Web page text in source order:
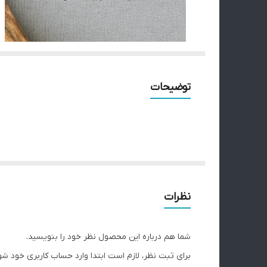
توضیحات
نظرات
شما هم درباره این محصول نظر خود را بنویسید.
برای ثبت نظر، لازم است ابتدا وارد حساب کاربری خود